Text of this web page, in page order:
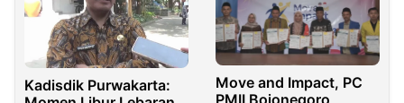
Kadisdik Purwakarta:
Move and Impact, PC